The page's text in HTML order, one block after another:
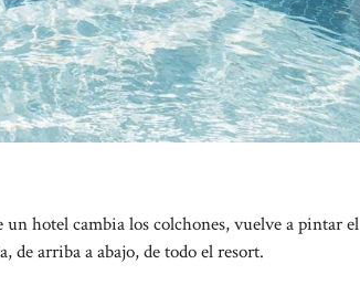
un hotel cambia los colchones, vuelve a pintar el
de arriba a abajo, de todo el resort.